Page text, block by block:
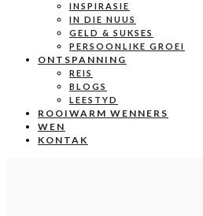
INSPIRASIE
IN DIE NUUS
GELD & SUKSES
PERSOONLIKE GROEI
ONTSPANNING
REIS
BLOGS
LEESTYD
ROOIWARM WENNERS
WEN
KONTAK